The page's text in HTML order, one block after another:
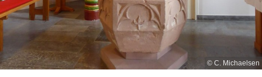
© C. Michaelsen